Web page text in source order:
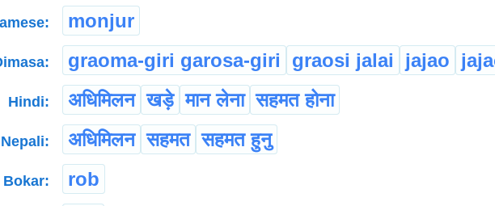
monjur
graoma-giri garosa-giri graosi jalai jajao
Hindi: अधिमिलन खड़े मान लेना सहमत होना
Nepali: अधिमिलन सहमत सहमत हुनु
Bokar: rob